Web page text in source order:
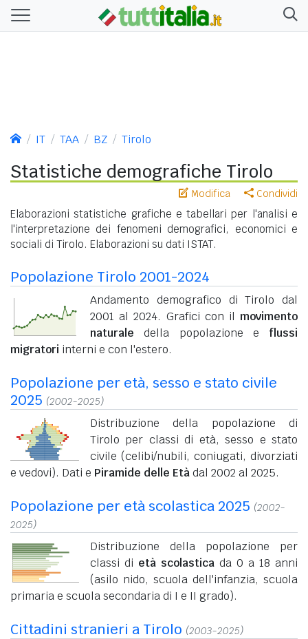
IT TAA BZ Tirolo
Statistiche demografiche Tirolo
Modifica Condividi
Elaborazioni statistiche grafiche e tabellari per l'analisi e
l'interpretazione dei fenomeni demografici, economici e
sociali di Tirolo. Elaborazioni su dati ISTAT.
Popolazione Tirolo 2001-2024
Andamento demografico di Tirolo dal
2001 al 2024. Grafici con il movimento
naturale della popolazione e flussi
migratori interni e con l'estero.
Popolazione per età, sesso e stato civile
2025 (2002-2025)
Distribuzione della popolazione di
Tirolo per classi di età, sesso e stato
civile (celibi/nubili, coniugati, divorziati
e vedovi). Dati e Piramide delle Etàdal 2002 al 2025.
Popolazione per età scolastica 2025 (2002-
2025)
Distribuzione della popolazione per
classi di età scolastica da 0 a 18 anni
(asilo nido, scuola dell'infanzia, scuola
primaria e scuola secondaria di I e II grado).
Cittadini stranieri a Tirolo (2003-2025)